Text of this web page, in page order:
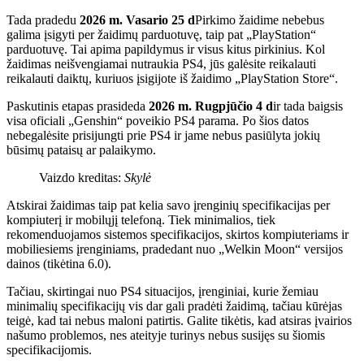
Tada pradedu 2026 m. Vasario 25 dPirkimo žaidime nebebus
galima įsigyti per žaidimų parduotuvę, taip pat „PlayStation“
parduotuvę. Tai apima papildymus ir visus kitus pirkinius. Kol
žaidimas neišvengiamai nutraukia PS4, jūs galėsite reikalauti
reikalauti daiktų, kuriuos įsigijote iš žaidimo „PlayStation Store“.
Paskutinis etapas prasideda 2026 m. Rugpjūčio 4 dir tada baigsis
visa oficiali „Genshin“ poveikio PS4 parama. Po šios datos
nebegalėsite prisijungti prie PS4 ir jame nebus pasiūlyta jokių
būsimų pataisų ar palaikymo.
Vaizdo kreditas: Skylė
Atskirai žaidimas taip pat kelia savo įrenginių specifikacijas per
kompiuterį ir mobilųjį telefoną. Tiek minimalios, tiek
rekomenduojamos sistemos specifikacijos, skirtos kompiuteriams ir
mobiliesiems įrenginiams, pradedant nuo „Welkin Moon“ versijos
dainos (tikėtina 6.0).
Tačiau, skirtingai nuo PS4 situacijos, įrenginiai, kurie žemiau
minimalių specifikacijų vis dar gali pradėti žaidimą, tačiau kūrėjas
teigė, kad tai nebus maloni patirtis. Galite tikėtis, kad atsiras įvairios
našumo problemos, nes ateityje turinys nebus susijęs su šiomis
specifikacijomis.